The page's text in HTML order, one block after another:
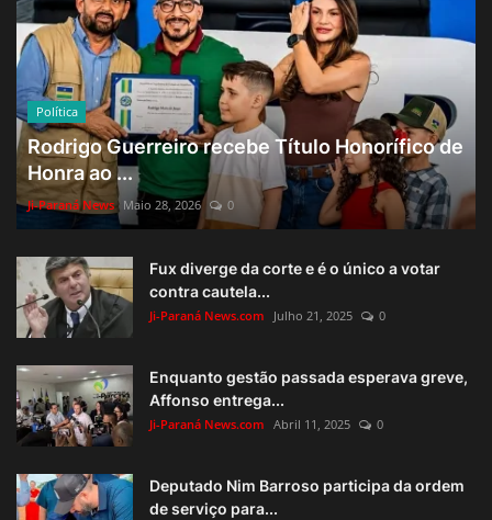
Política
Rodrigo Guerreiro recebe Título Honorífico de
Honra ao ...
Ji-Paraná News Maio 28, 2026 0
Fux diverge da corte e é o único a votar
contra cautela...
Ji-Paraná News.com Julho 21, 2025 0
Enquanto gestão passada esperava greve,
Affonso entrega...
Ji-Paraná News.com Abril 11, 2025 0
Deputado Nim Barroso participa da ordem
de serviço para...